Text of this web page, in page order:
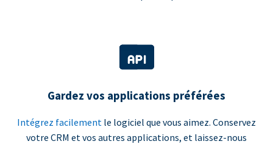
Gardez vos applications préférées
Intégrez facilement le logiciel que vous aimez. Conservez
votre CRM et vos autres applications, et laissez-nous